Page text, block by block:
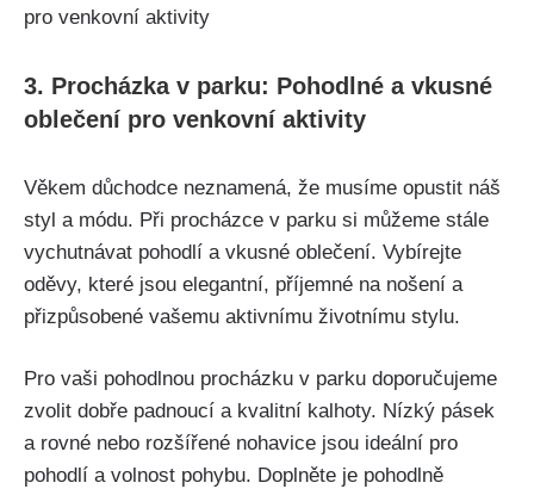
3. Procházka⁤ v parku: ⁣Pohodlné a​ vkusné
oblečení​ pro venkovní⁣ aktivity
Věkem důchodce neznamená,⁤ že musíme⁢ opustit náš
styl a módu. Při procházce v parku ‌si můžeme stále
‌vychutnávat ⁢pohodlí a vkusné oblečení.​ Vybírejte
oděvy,⁢ které jsou elegantní, příjemné ‌na​ nošení a⁤
přizpůsobené ​vašemu ​aktivnímu životnímu stylu.
Pro ⁣vaši pohodlnou procházku v parku doporučujeme‍
zvolit ⁤dobře padnoucí a‍ kvalitní kalhoty. Nízký pásek
a⁢ rovné nebo rozšířené nohavice jsou​ ideální pro
pohodlí a‌ volnost pohybu. ⁤Doplněte ⁣je pohodlně